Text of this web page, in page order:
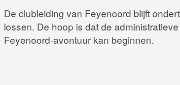
De clubleiding van Feyenoord blijft
lossen. De hoop is dat de
Feyenoord-avontuur kan beginnen.